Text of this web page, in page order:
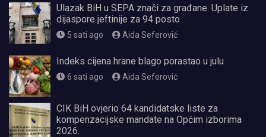
Ulazak BiH u SEPA znači za građane: Uplate iz
dijaspore jeftinije za 94 posto
5 sati ago Aida Seferović
Indeks cijena hrane blago porastao u julu
6 sati ago Aida Seferović
CIK BiH ovjerio 64 kandidatske liste za
kompenzacijske mandate na Općim izborima
2026.